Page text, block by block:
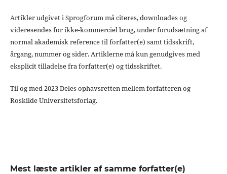
Artikler udgivet i Sprogforum må citeres, downloades og
videresendes for ikke-kommerciel brug, under forudsætning af
normal akademisk reference til forfatter(e) samt tidsskrift,
årgang, nummer og sider. Artiklerne må kun genudgives med
eksplicit tilladelse fra forfatter(e) og tidsskriftet.
Til og med 2023 Deles ophavsretten mellem forfatteren og
Roskilde Universitetsforlag.
Mest læste artikler af samme forfatter(e)